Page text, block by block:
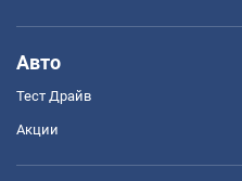
Авто
Тест Драйв
Акции